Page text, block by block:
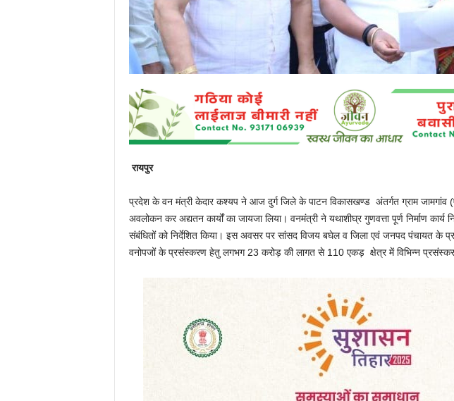
l
रायपुर
प्रदेश के वन मंत्री केदार कश्यप ने आज दुर्ग जिले के पाटन विकासखण्ड अंतर्गत ग्राम जामगांव
अवलोकन कर अद्यतन कार्यों का जायजा लिया। वनमंत्री ने यथाशीघ्र गुणवत्ता पूर्ण निर्माण कार्य
संबंधितों को निर्देशित किया। इस अवसर पर सांसद विजय बघेल व जिला एवं जनपद पंचायत के
वनोपजों के प्रसंस्करण हेतु लगभग 23 करोड़ की लागत से 110 एकड़ क्षेत्र में विभिन्न